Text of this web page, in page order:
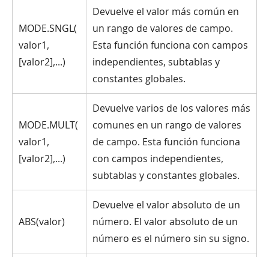
MODE.SNGL(
valor1,
[valor2],...)
Devuelve el valor más común en
un rango de valores de campo.
Esta función funciona con campos
independientes, subtablas y
constantes globales.
MODE.MULT(
valor1,
[valor2],...)
Devuelve varios de los valores más
comunes en un rango de valores
de campo. Esta función funciona
con campos independientes,
subtablas y constantes globales.
ABS(valor)
Devuelve el valor absoluto de un
número. El valor absoluto de un
número es el número sin su signo.